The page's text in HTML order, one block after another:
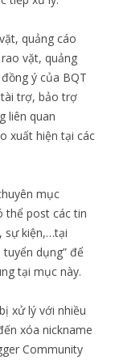
quảng cáo
vặt, quảng
ý của BQT
trợ, bảo trợ
liên quan
xuất hiện tại các
mục
thể post các tin
sự kiện,…tại
dụng” để
tại mục này.
xử lý với nhiều
xóa nickname
Community